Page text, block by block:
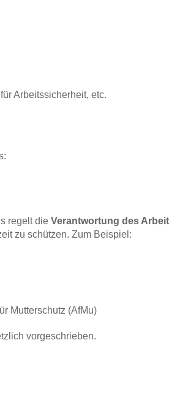
Arbeitssicherheit, etc.
regelt die Verantwortung des
zu schützen. Zum Beispiel:
Mutterschutz (AfMu)
vorgeschrieben.